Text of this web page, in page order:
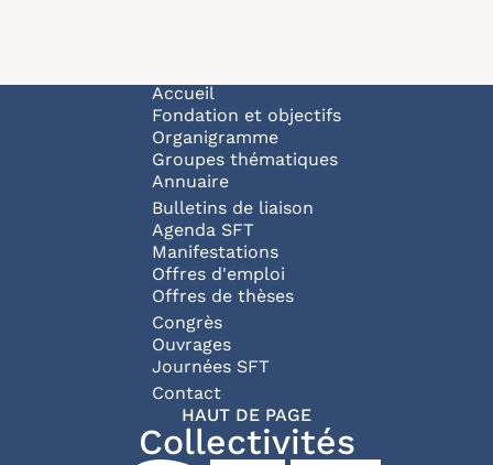
Navigation principale
Accueil
Fondation et objectifs
Organigramme
Groupes thématiques
Annuaire
Bulletins de liaison
Agenda SFT
Manifestations
Offres d'emploi
Offres de thèses
Congrès
Ouvrages
Journées SFT
Pied de page
Contact
HAUT DE PAGE
Collectivités